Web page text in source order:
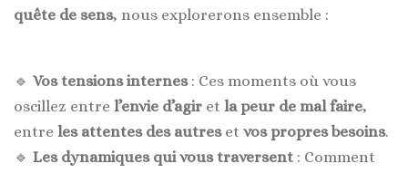
quête de sens, nous explorerons ensemble :
🔹 Vos tensions internes: Ces moments où vous
oscillez entre l’envie d’agir et la peur de mal faire,
entre les attentes des autreset vos propres besoins.
🔹 Les dynamiques qui vous traversent : Comment